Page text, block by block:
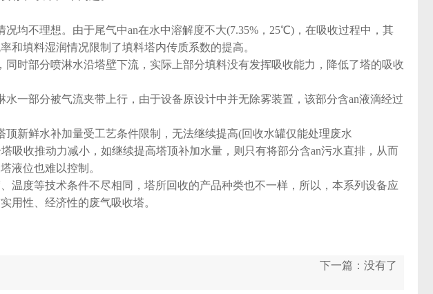
不理想。由于尾气中an在水中溶解度不大(7.35%，25℃)，在吸收过程中，其
和填料湿润情况限制了填料塔内传质系数的提高。
部分喷淋水沿塔壁下流，实际上部分填料没有发挥吸收能力，降低了塔的吸收
部分被气流夹带上行，由于设备原设计中并无除雾装置，该部分含an液滴经过
鲜水补加量受工艺条件限制，无法继续提高(回收水罐仅能处理废水
吸收推动力减小，如继续提高塔顶补加水量，则只有将部分含an污水直排，从而
液位也难以控制。
度等技术条件不尽相同，塔所回收的产品种类也不一样，所以，本系列设备应
用性、经济性的废气吸收塔。
下一篇：没有了